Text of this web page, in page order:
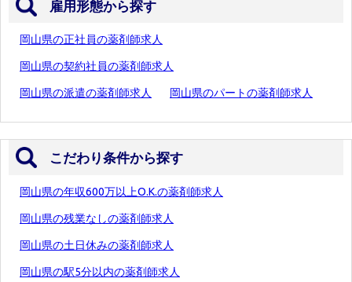
雇用形態から探す
岡山県の正社員の薬剤師求人
岡山県の契約社員の薬剤師求人
岡山県の派遣の薬剤師求人 岡山県のパートの薬剤師求人
こだわり条件から探す
岡山県の年収600万以上O.K.の薬剤師求人
岡山県の残業なしの薬剤師求人
岡山県の土日休みの薬剤師求人
岡山県の駅5分以内の薬剤師求人